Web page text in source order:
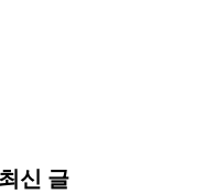
최신 글